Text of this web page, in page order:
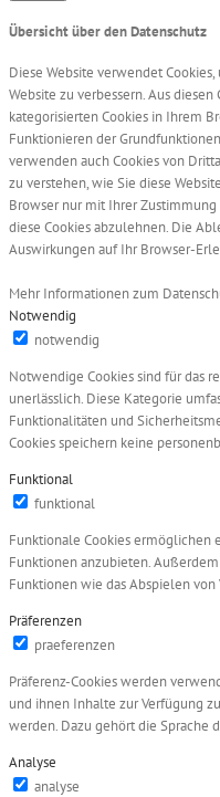
Übersicht über den Datenschutz
Diese Website verwendet
Website zu verbessern. Aus
kategorisierten Cookies in Ihrem
Funktionieren der
verwenden auch Cookies von
zu verstehen, wie Sie diese
Browser nur mit Ihrer
diese Cookies abzulehnen. Die
Auswirkungen auf Ihr Browser-
Mehr Informationen zum
Notwendig
notwendig
Notwendige Cookies sind für das
unerlässlich. Diese Kategorie
Funktionalitäten und
Cookies speichern keine
Funktional
funktional
Funktionale Cookies ermöglichen
Funktionen anzubieten.
Funktionen wie das Abspielen
Präferenzen
praeferenzen
Präferenz-Cookies werden
und ihnen Inhalte zur Verfügung
werden. Dazu gehört die Sprache
Analyse
analyse